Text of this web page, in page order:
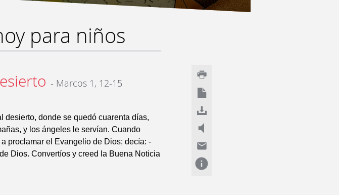
para niños
- Marcos 1, 12-15
desierto, donde se quedó cuarenta días,
y los ángeles le servían. Cuando
proclamar el Evangelio de Dios; decía: -
Dios. Convertíos y creed la Buena Noticia